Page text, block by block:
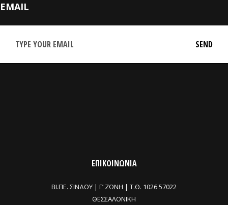
EMAIL
ΕΠΙΚΟΙΝΩΝΙΑ
ΒΙ.ΠΕ. ΣΙΝΔΟΥ | Γ’ ΖΩΝΗ | Τ.Θ. 1026 57022
ΘΕΣΣΑΛΟΝΙΚΗ